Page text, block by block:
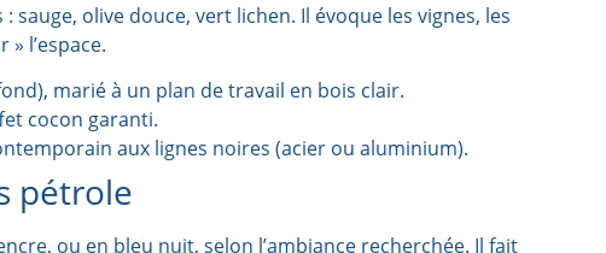
sauge, olive douce, vert lichen. Il évoque les vignes, les
l’espace.
marié à un plan de travail en bois clair.
cocon garanti.
aux lignes noires (acier ou aluminium).
pétrole
ou en bleu nuit, selon l’ambiance recherchée. Il fait